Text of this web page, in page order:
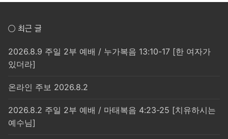
○ 최근 글
2026.8.9 주일 2부 예배 / 누가복음 13:10-17 [한 여자가
있더라]
온라인 주보 2026.8.2
2026.8.2 주일 2부 예배 / 마태복음 4:23-25 [치유하시는
예수님]